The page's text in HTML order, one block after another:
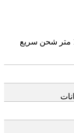
كابل شحن جوى روم يو اس بى لايتنج طول 1.2 متر شحن سريع